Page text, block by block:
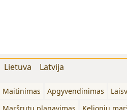
Lietuva Latvija
Maitinimas Apgyvendinimas